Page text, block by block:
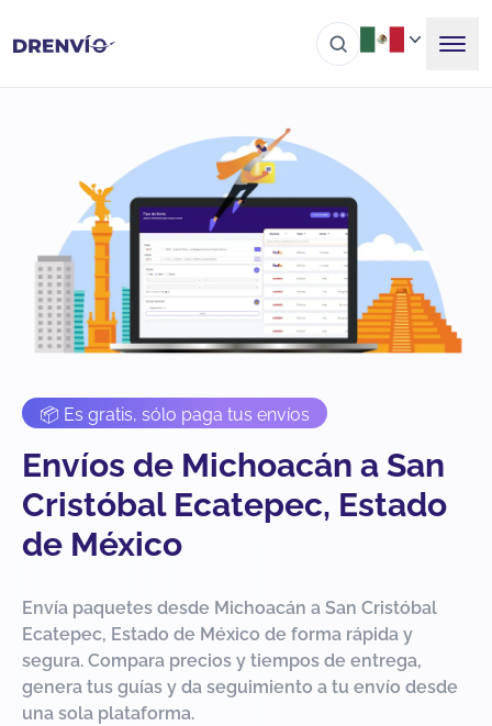
📦 Es gratis, sólo paga tus envíos
Envíos de Michoacán a San
Cristóbal Ecatepec, Estado
de México
Envía paquetes desde Michoacán a San Cristóbal
Ecatepec, Estado de México de forma rápida y
segura. Compara precios y tiempos de entrega,
genera tus guías y da seguimiento a tu envío desde
una sola plataforma.